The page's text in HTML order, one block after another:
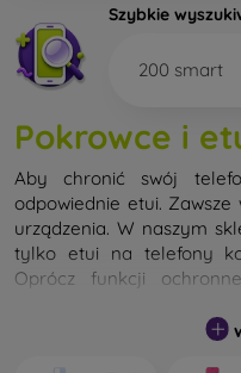
Szybkie
200 smart
Pokrowce i
Aby chronić swój
odpowiednie etui.
urządzenia. W naszym
tylko etui na telefony
Oprócz funkcji
Pokrowiec na telefon